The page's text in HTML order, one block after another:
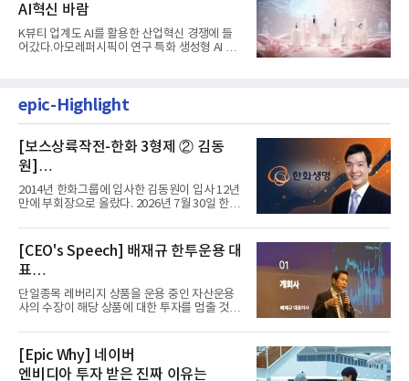
AI혁신 바람
K뷰티 업계도 AI를 활용한 산업혁신 경쟁에 들
어갔다.아모레퍼시픽이 연구 특화 생성형 AI 플
epic-Highlight
[보스상륙작전-한화 3형제 ② 김동
원]
입사 12년 만에 금융계열 수장 등극
2014년 한화그룹에 입사한 김동원이 입사 12년
만에 부회장으로 올랐다. 2026년 7월 30일 한화
[CEO's Speech] 배재규 한투운용 대
표
“개별종목 레버리지 투자 지금이라도
멈춰라”
단일종목 레버리지 상품을 운용 중인 자산운용
사의 수장이 해당 상품에 대한 투자를 멈출 것을
[Epic Why] 네이버
엔비디아 투자 받은 진짜 이유는